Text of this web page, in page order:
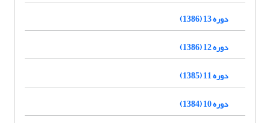
دوره 13 (1386)
دوره 12 (1386)
دوره 11 (1385)
دوره 10 (1384)